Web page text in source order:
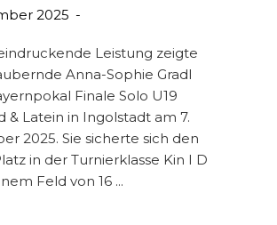
2025
Leistung zeigte
Anna-Sophie Gradl
Finale Solo U19
& Latein in Ingolstadt am 7.
2025. Sie sicherte sich den
in der Turnierklasse Kin I D
Feld von 16